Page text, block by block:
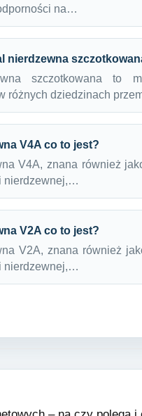
na…
nierdzewna
szczotkowana to
różnych dziedzinach
V4A co to jest?
V4A, znana również
nierdzewnej,…
V2A co to jest?
V2A, znana również
nierdzewnej,…